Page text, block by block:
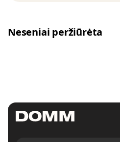
Neseniai peržiūrėta